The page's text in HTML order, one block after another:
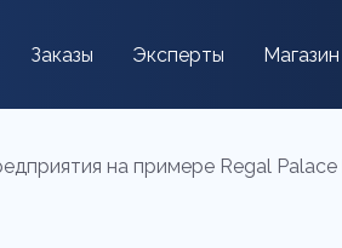
Заказы Эксперты
на примере Regal